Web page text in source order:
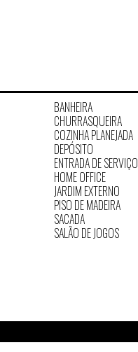
BANHEIRA
CHURRASQUEIRA
COZINHA PLANEJADA
DEPÓSITO
ENTRADA DE SERVIÇO
HOME OFFICE
JARDIM EXTERNO
PISO DE MADEIRA
SACADA
SALÃO DE JOGOS